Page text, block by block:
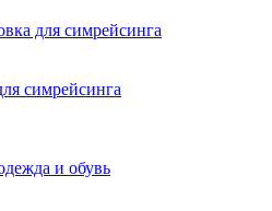
для симрейсинга
симрейсинга
и обувь